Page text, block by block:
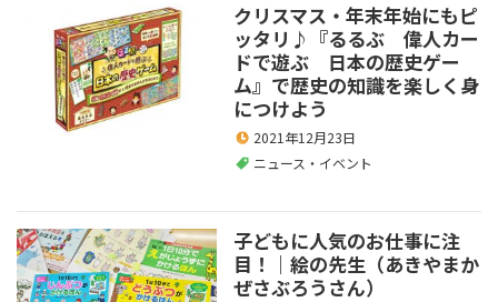
クリスマス・年末年始にもピ
ッタリ♪『るるぶ 偉人カー
ドで遊ぶ 日本の歴史ゲー
ム』で歴史の知識を楽しく身
につけよう
2021年12月23日
ニュース・イベント
子どもに人気のお仕事に注
目！｜絵の先生（あきやまか
ぜさぶろうさん）